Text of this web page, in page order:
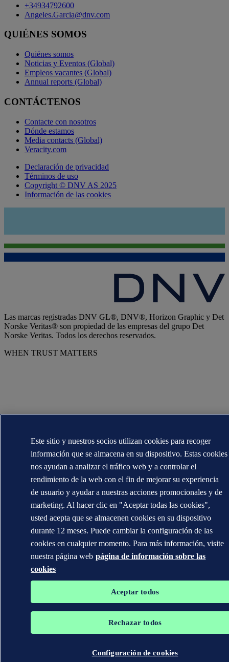
+34934792600
Angeles.Garcia@dnv.com
QUIÉNES SOMOS
Quiénes somos
Noticias y Eventos (Global)
Empleos vacantes (Global)
Annual reports (Global)
CONTÁCTENOS
Contacte con nosotros
Dónde estamos
Media contacts (Global)
Veracity.com
Declaración de privacidad
Términos de uso
Copyright © DNV AS 2025
Información de las cookies
Las marcas registradas DNV GL®, DNV®, Horizon Graphic y Det
Norske Veritas® son propiedad de las empresas del grupo Det
Norske Veritas. Todos los derechos reservados.
WHEN TRUST MATTERS
Este sitio y nuestros socios utilizan cookies para recoger
información que se almacena en su dispositivo. Estas cookies
nos ayudan a analizar el tráfico web y a controlar el
rendimiento de la web con el fin de mejorar su experiencia
de usuario y ayudar a nuestras acciones promocionales y de
marketing. Al hacer clic en "Aceptar todas las cookies",
usted acepta que se almacenen cookies en su dispositivo
durante 12 meses. Puede cambiar la configuración de las
cookies en cualquier momento. Para más información, visite
nuestra página web página de información sobre las
cookies
Aceptar todos
Rechazar todos
Configuración de cookies